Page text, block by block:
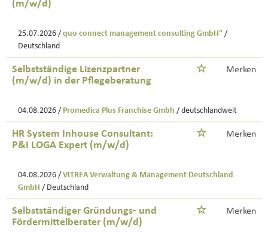
(m/w/d)
25.07.2026 / quo connect management consulting GmbH'' /
Deutschland
Selbstständige Lizenzpartner
(m/w/d) in der Pflegeberatung
Merken
04.08.2026 / Promedica Plus Franchise Gmbh / deutschlandweit
HR System Inhouse Consultant:
P&I LOGA Expert (m/w/d)
Merken
04.08.2026 / VITREA Verwaltung & Management Deutschland
GmbH / Deutschland
Selbstständiger Gründungs- und
Fördermittelberater (m/w/d)
Merken